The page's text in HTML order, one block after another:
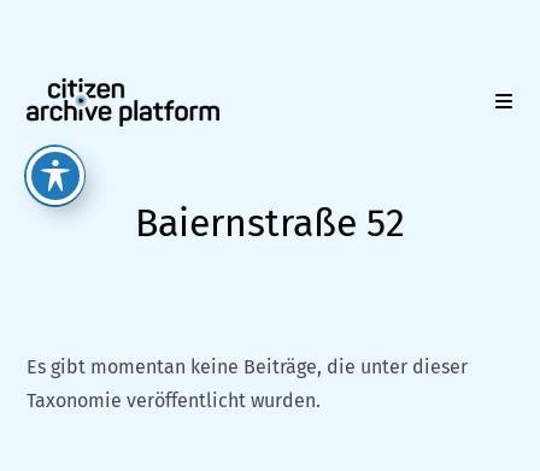
springen
Baiernstraße 52
Es gibt momentan keine Beiträge, die unter dieser
Taxonomie veröffentlicht wurden.